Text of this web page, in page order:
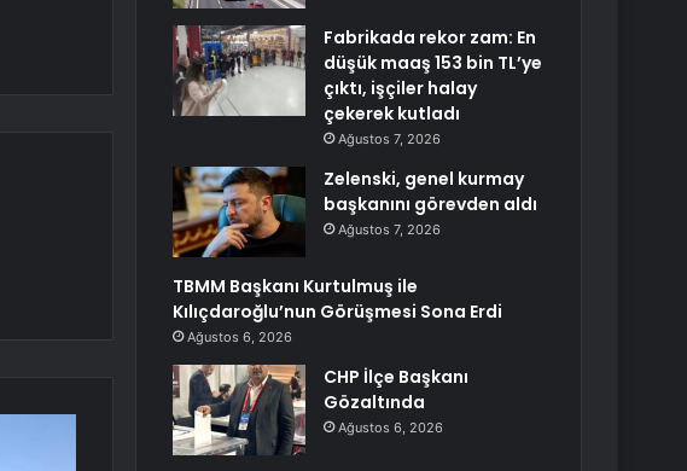
Fabrikada rekor zam: En
düşük maaş 153 bin TL’ye
çıktı, işçiler halay
çekerek kutladı
Ağustos 7, 2026
Zelenski, genel kurmay
başkanını görevden aldı
Ağustos 7, 2026
TBMM Başkanı Kurtulmuş ile
Kılıçdaroğlu’nun Görüşmesi Sona Erdi
Ağustos 6, 2026
CHP İlçe Başkanı
Gözaltında
Ağustos 6, 2026